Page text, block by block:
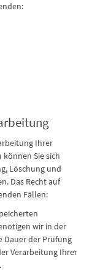
Ihrer
Sie sich
Löschung und
Das Recht auf
Fällen:
wir in der
Dauer der Prüfung
Verarbeitung Ihrer